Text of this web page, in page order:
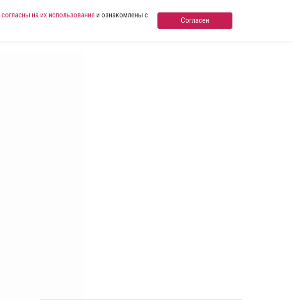
согласны на их использование и ознакомлены с
Согласен